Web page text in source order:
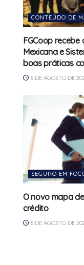
CONTEÚDO DE
FGCoop
Mexicana e
boas práticas
6 DE AGOSTO DE
SEGURO EM
O novo mapa
crédito
6 DE AGOSTO DE